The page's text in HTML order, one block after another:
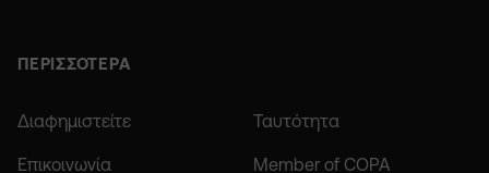
ΠΕΡΙΣΣΟΤΕΡΑ
Διαφημιστείτε Ταυτότητα
Επικοινωνία Member of COPA